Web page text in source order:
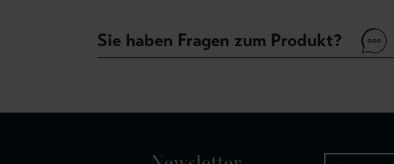
Sie haben Fragen zum Produkt?